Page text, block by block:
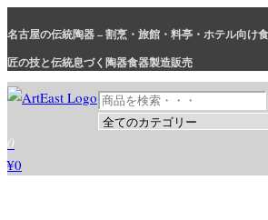
ン
テ
ン
ツ
ス
キ
名古屋の伝統陶器 – 割烹・旅館・料亭・ホテル向け
匠の技と伝統息づく陶器食器製造販売
和食器・洋食器通販｜割烹・旅館・料亭・
業務用から個人用まで、おしゃれでかわい
とめ買いがお得です。
0
¥0